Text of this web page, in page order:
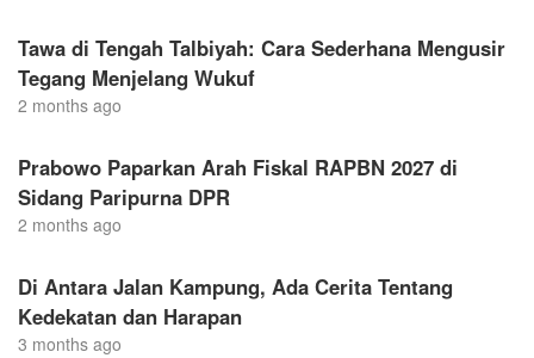
Tawa di Tengah Talbiyah: Cara Sederhana Mengusir
Tegang Menjelang Wukuf
2 months ago
Prabowo Paparkan Arah Fiskal RAPBN 2027 di
Sidang Paripurna DPR
2 months ago
Di Antara Jalan Kampung, Ada Cerita Tentang
Kedekatan dan Harapan
3 months ago